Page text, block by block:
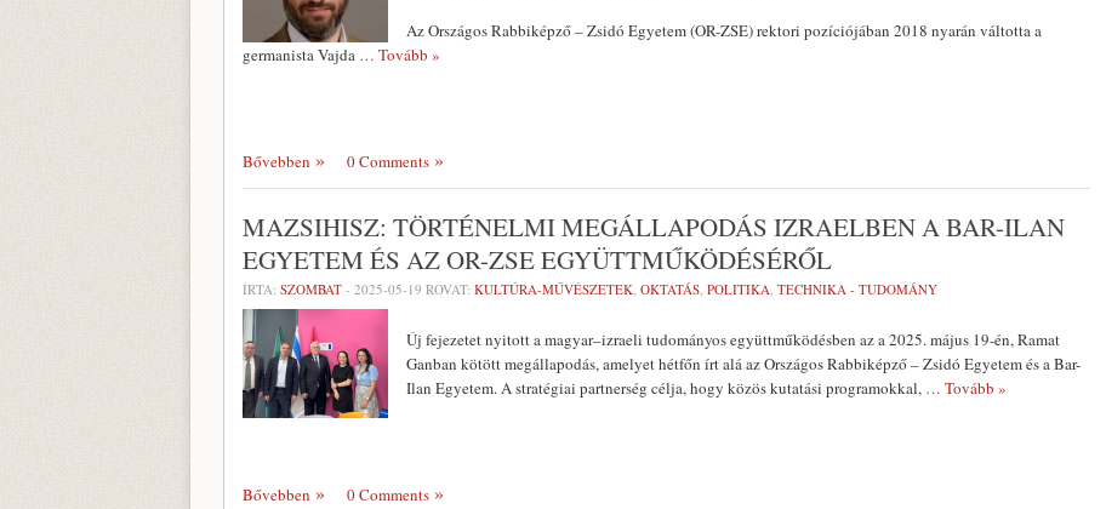
Az Országos Rabbiképző – Zsidó Egyetem (OR-ZSE) rektori pozíciójában 2018 nyarán váltotta a
germanista Vajda … Tovább »
Bővebben 0 Comments
MAZSIHISZ: TÖRTÉNELMI MEGÁLLAPODÁS IZRAELBEN A BAR-ILAN
EGYETEM ÉS AZ OR-ZSE EGYÜTTMŰKÖDÉSÉRŐL
ÍRTA: SZOMBAT - 2025-05-19 ROVAT: KULTÚRA-MŰVÉSZETEK, OKTATÁS, POLITIKA, TECHNIKA - TUDOMÁNY
Új fejezetet nyitott a magyar–izraeli tudományos együttműködésben az a 2025. május 19-én, Ramat
Ganban kötött megállapodás, amelyet hétfőn írt alá az Országos Rabbiképző – Zsidó Egyetem és a Bar-
Ilan Egyetem. A stratégiai partnerség célja, hogy közös kutatási programokkal, … Tovább »
Bővebben 0 Comments